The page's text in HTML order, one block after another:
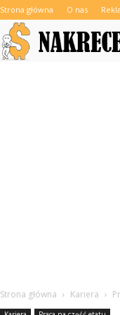
Strona główna O nas
Strona główna Kariera